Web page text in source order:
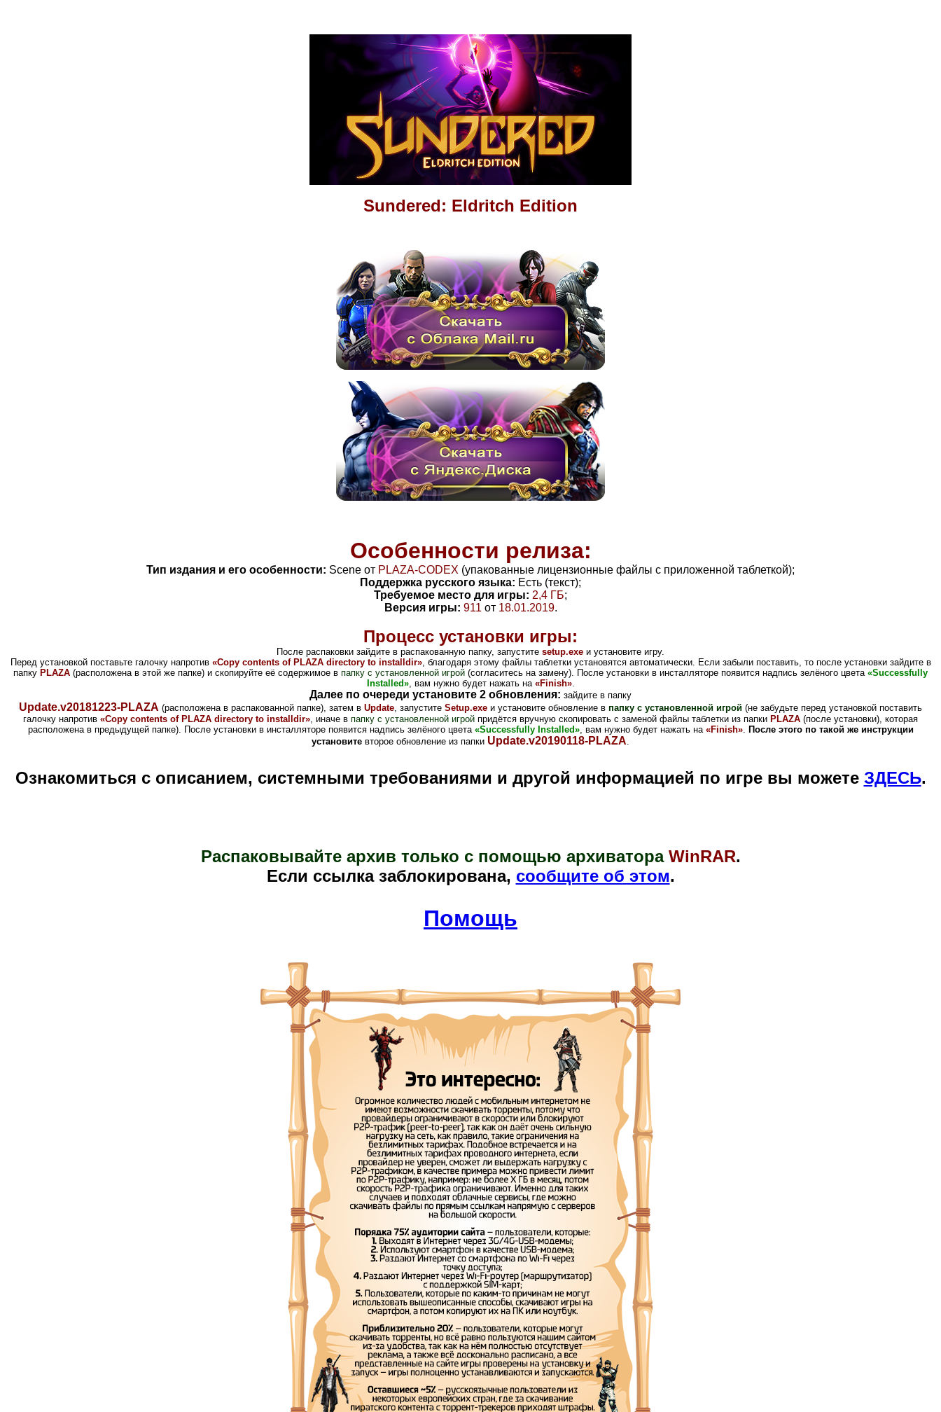
Sundered: Eldritch Edition
Особенности релиза:
Тип издания и его особенности: Scene от PLAZA-CODEX (упакованные лицензионные файлы с приложенной таблеткой);
Поддержка русского языка: Есть (текст);
Требуемое место для игры: 2,4 ГБ;
Версия игры: 911 от 18.01.2019.
Процесс установки игры:
После распаковки зайдите в распакованную папку, запустите setup.exe и установите игру.
Перед установкой поставьте галочку напротив «Copy contents of PLAZA directory to installdir», благодаря этому файлы таблетки установятся автоматически. Если забыли поставить, то после установки зайдите в
папку PLAZA (расположена в этой же папке) и скопируйте её содержимое в папку с установленной игрой (согласитесь на замену). После установки в инсталляторе появится надпись зелёного цвета «Successfully
Installed», вам нужно будет нажать на «Finish».
Далее по очереди установите 2 обновления: зайдите в папку
Update.v20181223-PLAZA (расположена в распакованной папке), затем в Update , запустите Setup.exe и установите обновление в папку с установленной игрой (не забудьте перед установкой поставить
галочку напротив «Copy contents of PLAZA directory to installdir» , иначе в папку с установленной игрой придётся вручную скопировать с заменой файлы таблетки из папки PLAZA (после установки), которая
расположена в предыдущей папке). После установки в инсталляторе появится надпись зелёного цвета«Successfully Installed», вам нужно будет нажать на «Finish».
После этого по такой же инструкции
установите второе обновление из папки Update.v20190118-PLAZA
Ознакомиться с описанием, системными требованиями и другой информацией по игре вы можете ЗДЕСЬ.
Распаковывайте архив только с помощью архиватора WinRAR.
Если ссылка заблокирована, сообщите об этом.
Помощь